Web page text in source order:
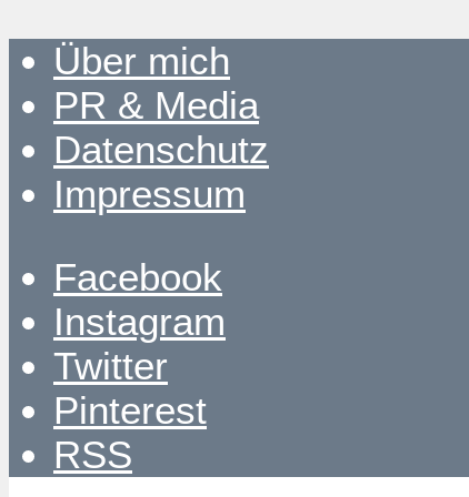
Über mich
PR & Media
Datenschutz
Impressum
Facebook
Instagram
Twitter
Pinterest
RSS